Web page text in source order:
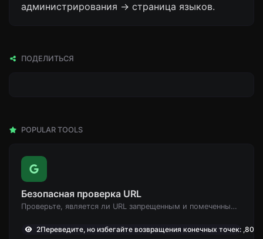
администрирования -> страница языков.
ПОДЕЛИТЬСЯ
POPULAR TOOLS
Безопасная проверка URL
Проверьте, является ли URL запрещенным и помеченным как безопасный/небезопасный Google.
2Переведите, но избегайте возвращения конечных точек: ,801